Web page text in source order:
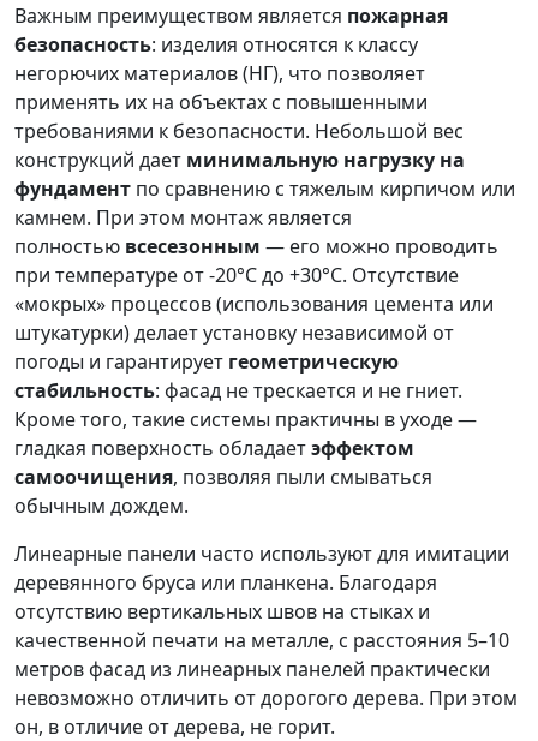
Важным преимуществом является пожарная
безопасность: изделия относятся к классу
негорючих материалов (НГ), что позволяет
применять их на объектах с повышенными
требованиями к безопасности. Небольшой вес
конструкций дает минимальную нагрузку на
фундамент по сравнению с тяжелым кирпичом или
камнем. При этом монтаж является
полностью всесезонным — его можно проводить
при температуре от -20°C до +30°C. Отсутствие
«мокрых» процессов (использования цемента или
штукатурки) делает установку независимой от
погоды и гарантирует геометрическую
стабильность: фасад не трескается и не гниет.
Кроме того, такие системы практичны в уходе —
гладкая поверхность обладаетэффектом
самоочищения, позволяя пыли смываться
обычным дождем.
Линеарные панели часто используют для имитации
деревянного бруса или планкена. Благодаря
отсутствию вертикальных швов на стыках и
качественной печати на металле, с расстояния 5–10
метров фасад из линеарных панелей практически
невозможно отличить от дорогого дерева. При этом
он, в отличие от дерева, не горит.